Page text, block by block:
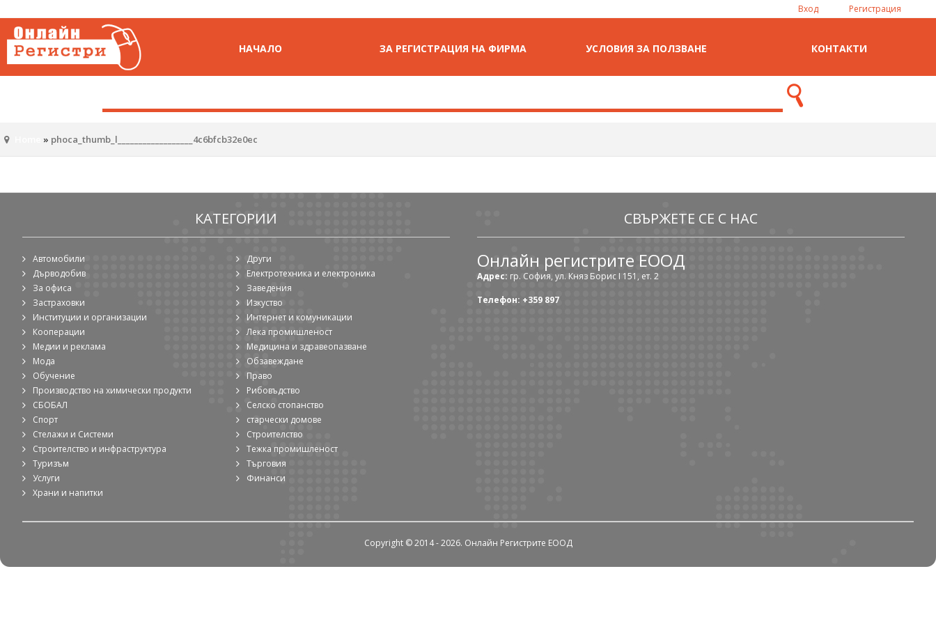
Вход Регистрация
НАЧАЛО ЗА РЕГИСТРАЦИЯ НА ФИРМА УСЛОВИЯ ЗА ПОЛЗВАНЕ КОНТАКТИ
» phoca_thumb_l__________________4c6bfcb32e0ec
КАТЕГОРИИ
Автомобили
Други
Дърводобив
Електротехника и електроника
За офиса
Заведения
Застраховки
Изкуство
Институции и организации
Интернет и комуникации
Кооперации
Лека промишленост
Медии и реклама
Медицина и здравеопазване
Мода
Обзавеждане
Обучение
Право
Производство на химически продукти
Рибовъдство
СБОБАЛ
Селско стопанство
Спорт
старчески домове
Стелажи и Системи
Строителство
Строителство и инфраструктура
Тежка промишленост
Туризъм
Търговия
Услуги
Финанси
Храни и напитки
СВЪРЖЕТЕ СЕ С НАС
Онлайн регистрите ЕООД
Адрес: гр. София, ул. Княз Борис I 151, ет. 2
Телефон: +359 897
Copyright © 2014 - 2026. Онлайн Регистрите ЕООД